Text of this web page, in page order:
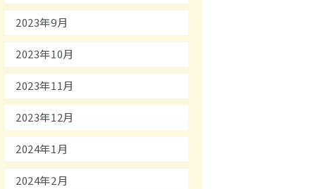
2023年9月
2023年10月
2023年11月
2023年12月
2024年1月
2024年2月